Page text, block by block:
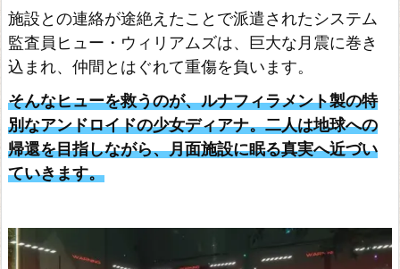
ル
ダ
無
双
封
印
戦
ド
ラ
施設との連絡が途絶えたことで派遣されたシステム
監査員ヒュー・ウィリアムズは、巨大な月震に巻き
込まれ、仲間とはぐれて重傷を負います。
そんなヒューを救うのが、ルナフィラメント製の特
別なアンドロイドの少女ディアナ。二人は地球への
帰還を目指しながら、月面施設に眠る真実へ近づい
ていきます。